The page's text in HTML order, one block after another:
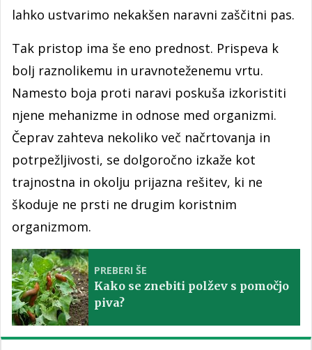
lahko ustvarimo nekakšen naravni zaščitni pas.
Tak pristop ima še eno prednost. Prispeva k
bolj raznolikemu in uravnoteženemu vrtu.
Namesto boja proti naravi poskuša izkoristiti
njene mehanizme in odnose med organizmi.
Čeprav zahteva nekoliko več načrtovanja in
potrpežljivosti, se dolgoročno izkaže kot
trajnostna in okolju prijazna rešitev, ki ne
škoduje ne prsti ne drugim koristnim
organizmom.
PREBERI ŠE
Kako se znebiti polžev s pomočjo
piva?